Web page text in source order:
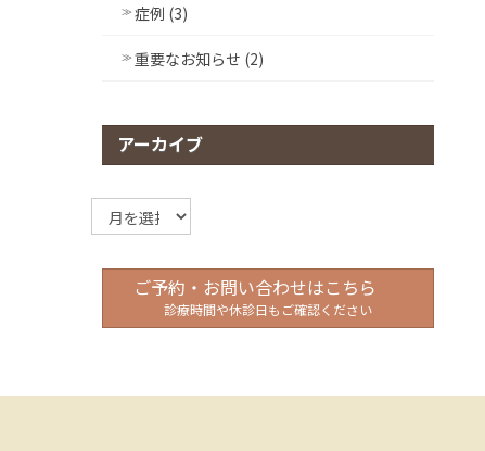
症例 (3)
重要なお知らせ (2)
アーカイブ
ア
ー
イ
ご予約・お問い合わせはこちら
診療時間や休診日もご確認ください